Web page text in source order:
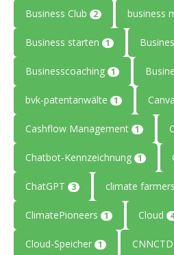
Business Club 2 business
Business starten 1
Businesscoaching 1
bvk-patentanwälte 1 Canva
Cashflow Management 1
Chatbot-Kennzeichnung 1
ChatGPT 3 climate farmers
ClimatePioneers 1 Cloud 4
Cloud-Speicher 1 CNNCTD